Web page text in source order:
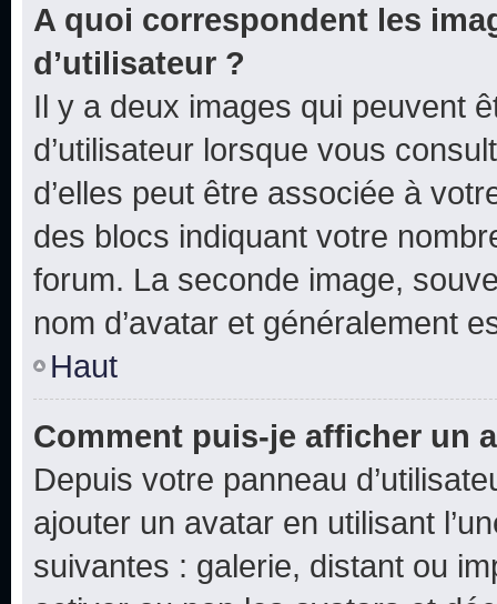
A quoi correspondent les
d’utilisateur ?
Il y a deux images qui peuvent
d’utilisateur lorsque vous
d’elles peut être associée à
des blocs indiquant votre
forum. La seconde image,
nom d’avatar et généralement
Haut
Comment puis-je afficher un
Depuis votre panneau
ajouter un avatar en utilisant
suivantes : galerie, distant ou